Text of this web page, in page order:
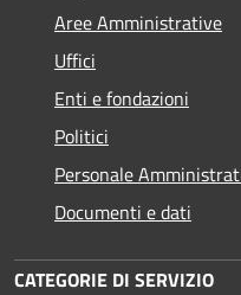
Aree Amministrative
Uffici
Enti e fondazioni
Politici
Personale
Documenti e dati
CATEGORIE DI SERVIZIO